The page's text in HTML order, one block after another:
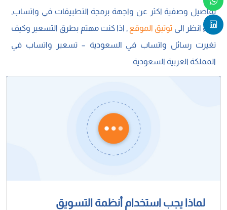
تفاصيل وصفية اكثر عن واجهة برمجة التطبيقات في واتساب,
رجاء انظر الى توثيق الموقع , اذا كنت مهتم بطرق التسعير وكيف
تغيرت رسائل واتساب في السعودية – تسعير واتساب في
المملكة العربية السعودية.
لماذا يجب استخدام أنظمة التسويق